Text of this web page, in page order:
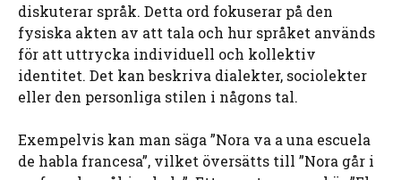
diskuterar språk. Detta ord fokuserar på den
fysiska akten av att tala och hur språket används
för att uttrycka individuell och kollektiv
identitet. Det kan beskriva dialekter, sociolekter
eller den personliga stilen i någons tal.
Exempelvis kan man säga ”Nora va a una escuela
de habla francesa”, vilket översätts till ”Nora går i